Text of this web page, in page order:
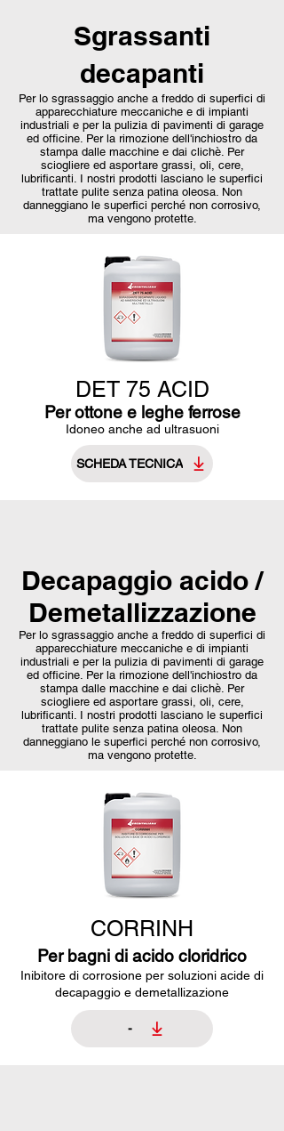
Sgrassanti
decapanti
Per lo sgrassaggio anche a freddo di superfici di
apparecchiature meccaniche e di impianti
industriali e per la pulizia di pavimenti di garage
ed officine. Per la rimozione dell'inchiostro da
stampa dalle macchine e dai clichè. Per
sciogliere ed asportare grassi, oli, cere,
lubrificanti. I nostri prodotti lasciano le superfici
trattate pulite senza patina oleosa. Non
danneggiano le superfici perché non corrosivo,
ma vengono protette.
DET 75 ACID
Per ottone e leghe ferrose
Idoneo anche ad ultrasuoni
SCHEDA TECNICA
Decapaggio acido /
Demetallizzazione
Per lo sgrassaggio anche a freddo di superfici di
apparecchiature meccaniche e di impianti
industriali e per la pulizia di pavimenti di garage
ed officine. Per la rimozione dell'inchiostro da
stampa dalle macchine e dai clichè. Per
sciogliere ed asportare grassi, oli, cere,
lubrificanti. I nostri prodotti lasciano le superfici
trattate pulite senza patina oleosa. Non
danneggiano le superfici perché non corrosivo,
ma vengono protette.
CORRINH
Per bagni di acido cloridrico
Inibitore di corrosione per soluzioni acide di
decapaggio e demetallizazione
-